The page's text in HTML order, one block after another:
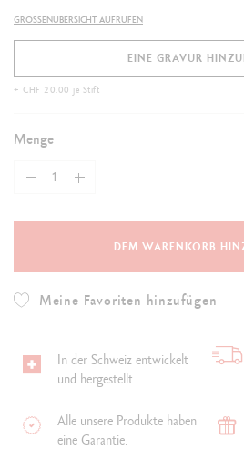
GRÖSSENÜBERSICHT AUFRUFEN
EINE GRAVUR
+ CHF 20.00 je Stift
Menge
DEM WARENKORB
Meine Favoriten hinzufügen
In der Schweiz entwickelt
und hergestellt
Alle unsere Produkte haben
eine Garantie.